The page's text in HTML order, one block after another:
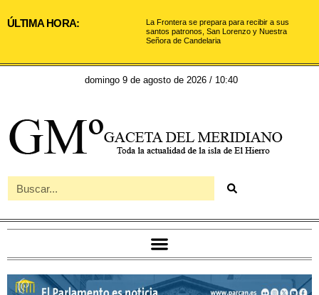
ÚLTIMA HORA:
La Frontera se prepara para recibir a sus
santos patronos, San Lorenzo y Nuestra
Señora de Candelaria
domingo 9 de agosto de 2026 / 10:40